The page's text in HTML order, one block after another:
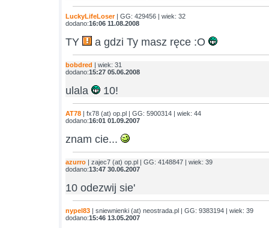
LuckyLifeLoser| GG: 429456 | wiek: 32
dodano:16:06 11.08.2008
TY a gdzi Ty masz ręce :O
bobdred | wiek: 31
dodano:15:27 05.06.2008
ulala 10!
AT78 | fx78 (at) op.pl | GG: 5900314 | wiek: 44
dodano:16:01 01.09.2007
znam cie...
azurro | zajec7 (at) op.pl | GG: 4148847 | wiek: 39
dodano:13:47 30.06.2007
10 odezwij sie'
nypel83 | sniewnienki (at) neostrada.pl | GG: 9383194 | wiek: 39
dodano:15:46 13.05.2007